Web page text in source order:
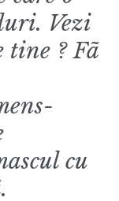
Vezi
tine ? Fã
cu